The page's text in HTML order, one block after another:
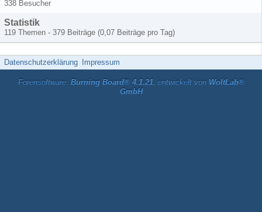
338 Besucher
Statistik
119 Themen - 379 Beiträge (0,07 Beiträge pro Tag)
Datenschutzerklärung Impressum
Forensoftware: Burning Board® 4.1.21, entwickelt von WoltLab®
GmbH